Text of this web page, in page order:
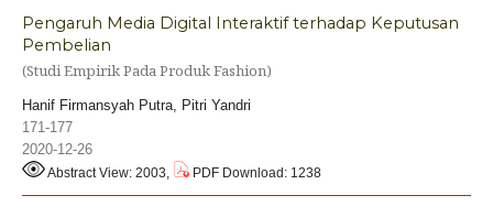
Pengaruh Media Digital Interaktif terhadap Keputusan
Pembelian
(Studi Empirik Pada Produk Fashion)
Hanif Firmansyah Putra, Pitri Yandri
171-177
2020-12-26
Abstract View: 2003, PDF Download: 1238